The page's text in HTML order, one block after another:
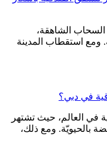
الشاهقة،
ومع استقطاب المدينة
في دبي؟
في العالم، حيث تشتهر
بالحيويّة. ومع ذلك،